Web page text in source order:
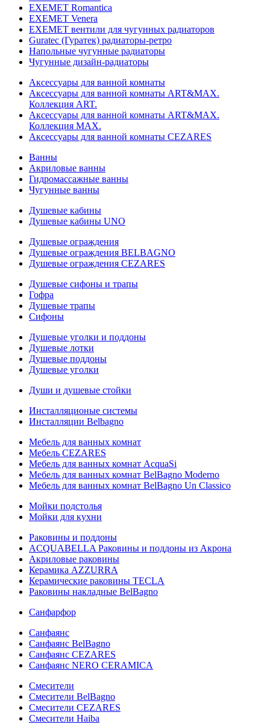
EXEMET Romantica
EXEMET Venera
EXEMET вентили для чугунных радиаторов
Guratec (Гуратек) радиаторы-ретро
Напольные чугунные радиаторы
Чугунные дизайн-радиаторы
Аксессуары для ванной комнаты
Аксессуары для ванной комнаты ART&MAX.
Коллекция ART.
Аксессуары для ванной комнаты ART&MAX.
Коллекция MAX.
Аксессуары для ванной комнаты CEZARES
Ванны
Акриловые ванны
Гидромассажные ванны
Чугунные ванны
Душевые кабины
Душевые кабины UNO
Душевые ограждения
Душевые ограждения BELBAGNO
Душевые ограждения CEZARES
Душевые сифоны и трапы
Гофра
Душевые трапы
Сифоны
Душевые уголки и поддоны
Душевые лотки
Душевые поддоны
Душевые уголки
Души и душевые стойки
Инсталляционые системы
Инсталляции Belbagno
Мебель для ванных комнат
Мебель CEZARES
Мебель для ванных комнат AcquaSi
Мебель для ванных комнат BelBagno Moderno
Мебель для ванных комнат BelBagno Un Classico
Мойки подстолья
Мойки для кухни
Раковины и поддоны
ACQUABELLA Раковины и поддоны из Акрона
Акриловые раковины
Керамика AZZURRA
Керамические раковины TECLA
Раковины накладные BelBagno
Санфарфор
Санфаянс
Санфаянс BelBagno
Санфаянс CEZARES
Санфаянс NERO CERAMICA
Смесители
Смесители BelBagno
Смесители CEZARES
Смесители Haiba